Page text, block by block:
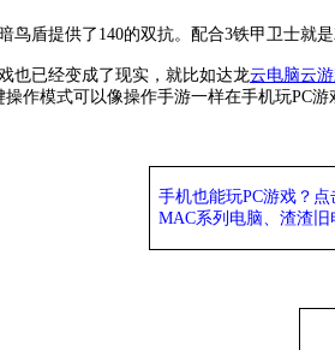
鸟盾提供了140的双抗。配合3铁甲卫士就
也已经变成了现实，就比如达龙云电脑云
作模式可以像操作手游一样在手机玩PC
手机也能玩PC游戏？点
MAC系列电脑、 渣渣旧